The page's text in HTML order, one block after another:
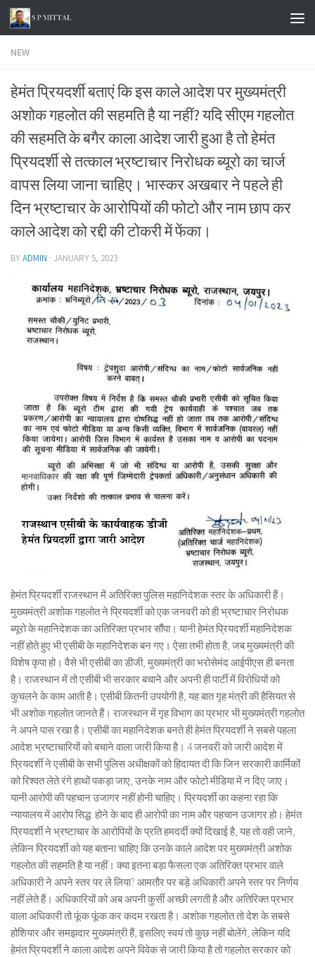
Skip to content
NEW
हेमंत प्रियदर्शी बताएं कि इस काले आदेश पर मुख्यमंत्री
अशोक गहलोत की सहमति है या नहीं? यदि सीएम गहलोत
की सहमति के बगैर काला आदेश जारी हुआ है तो हेमंत
प्रियदर्शी से तत्काल भ्रष्टाचार निरोधक ब्यूरो का चार्ज
वापस लिया जाना चाहिए। भास्कर अखबार ने पहले ही
दिन भ्रष्टाचार के आरोपियों की फोटो और नाम छाप कर
काले आदेश को रद्दी की टोकरी में फेंका।
BYADMIN · JANUARY 5, 2023
हेमंत प्रियदर्शी राजस्थान में अतिरिक्त पुलिस महानिदेशक स्तर के अधिकारी हैं।
मुख्यमंत्री अशोक गहलोत ने प्रियदर्शी को एक जनवरी को ही भ्रष्टाचार निरोधक
ब्यूरो के महानिदेशक का अतिरिक्त प्रभार सौंपा। यानी हेमंत प्रियदर्शी महानिदेशक
नहीं होते हुए भी एसीबी के महानिदेशक बन गए। ऐसा तभी होता है, जब मुख्यमंत्री की
विशेष कृपा हो। वैसे भी एसीबी का डीजी, मुख्यमंत्री का भरोसेमंद आईपीएस ही बनता
है। राजस्थान में तो एसीबी भी सरकार बचाने और अपनी ही पार्टी में विरोधियों को
कुचलने के काम आती है। एसीबी कितनी उपयोगी है, यह बात गृह मंत्री की हैसियत से
भी अशोक गहलोत जानते हैं। राजस्थान में गृह विभाग का प्रभार भी मुख्यमंत्री गहलोत
ने अपने पास रखा है। एसीबी का महानिदेशक बनते ही हेमंत प्रियदर्शी ने सबसे पहला
आदेश भ्रष्टाचारियों को बचाने वाला जारी किया है। 4 जनवरी को जारी आदेश में
प्रियदर्शी ने एसीबी के सभी पुलिस अधीक्षकों को हिदायत दी कि जिन सरकारी कार्मिकों
को रिश्वत लेते रंगे हाथों पकड़ा जाए, उनके नाम और फोटो मीडिया में न दिए जाए।
यानी आरोपी की पहचान उजागर नहीं होनी चाहिए। प्रियदर्शी का कहना रहा कि
न्यायालय में आरोप सिद्ध होने के बाद ही आरोपी का नाम और पहचान उजागर हो। हेमंत
प्रियदर्शी ने भ्रष्टाचार के आरोपियों के प्रति हमदर्दी क्यों दिखाई है, यह तो वही जाने,
लेकिन प्रियदर्शी को यह बताना चाहिए कि उनके काले आदेश पर मुख्यमंत्री अशोक
गहलोत की सहमति है या नहीं। क्या इतना बड़ा फैसला एक अतिरिक्त प्रभार वाले
अधिकारी ने अपने स्तर पर ले लिया? आमतौर पर बड़े अधिकारी अपने स्तर पर निर्णय
नहीं लेते हैं। अधिकारियों को अब अपनी कुर्सी अच्छी लगती है और अतिरिक्त प्रभार
वाला अधिकारी तो फूंक फूंक कर कदम रखता है। अशोक गहलोत तो देश के सबसे
होशियार और समझदार मुख्यमंत्री हैं, इसलिए स्वयं तो कुछ नहीं बोलेंगे, लेकिन यदि
हेमंत प्रियदर्शी ने काला आदेश अपने विवेक से जारी किया है तो गहलोत सरकार को